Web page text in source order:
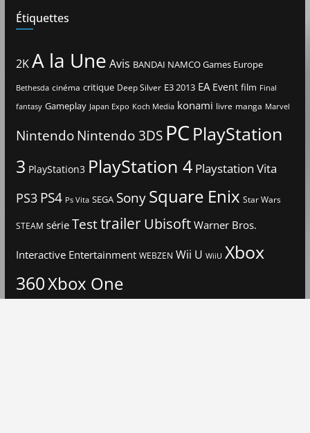
Étiquettes
2KA la Une Avis BANDAI NAMCO Games Europe
Bethesda cinéma critique Deep Silver E3 2013 EA Event film Final
fantasy Gameplay Japan Expo Koch Media konami livre manga Marvel
Nintendo Nintendo 3DS PCPlayStation
3 PlayStation3 PlayStation 4 Playstation Vita
PS3 PS4 Ps Vita SEGA Sony Square Enix Star Wars
STEAM série TesttrailerUbisoftWarner Bros.
Interactive Entertainment WEBZEN Wii U WiiU Xbox
360Xbox One